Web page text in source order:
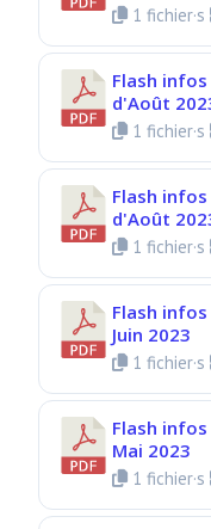
1 fichier·s
Flash
d'Août
1 fichier·s
Flash
d'Août
1 fichier·s
Flash
Juin 2023
1 fichier·s
Flash
Mai 2023
1 fichier·s